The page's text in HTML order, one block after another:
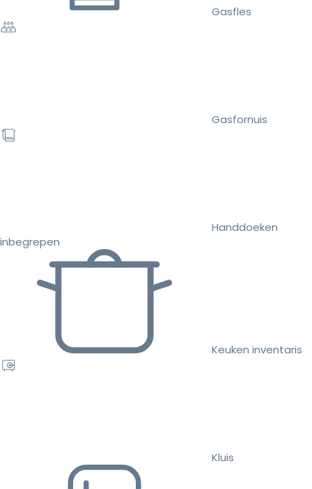
Gasfles
Gasfornuis
Handdoeken
inbegrepen
Keuken inventaris
Kluis